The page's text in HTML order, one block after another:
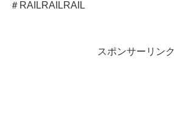
＃RAILRAILRAIL
スポンサーリンク